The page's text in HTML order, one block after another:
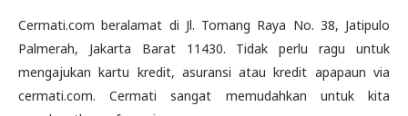
Cermati.com beralamat di Jl. Tomang Raya No. 38, Jatipulo
Palmerah, Jakarta Barat 11430. Tidak perlu ragu untuk
mengajukan kartu kredit, asuransi atau kredit apapaun via
cermati.com. Cermati sangat memudahkan untuk kita